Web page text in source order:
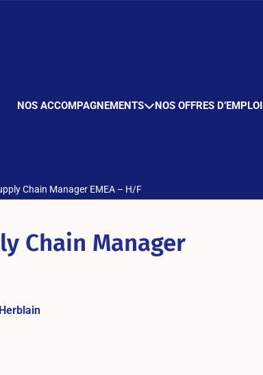
NOS ACCOMPAGNEMENTS NOS OFFRES D’EMPLOI
Chain Manager EMEA – H/F
Chain Manager